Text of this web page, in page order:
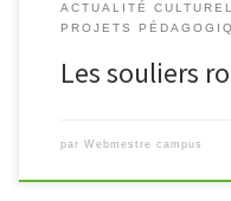
ACTUALITÉ
PROJETS
Les souliers
par Webmestre campus